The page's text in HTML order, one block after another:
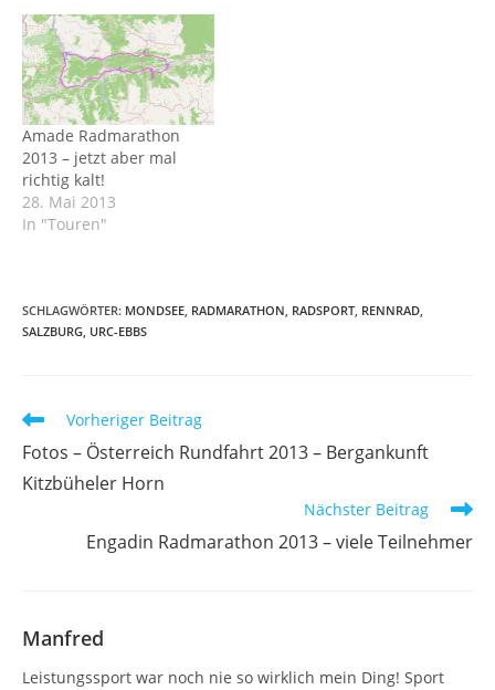
Amade Radmarathon
2013 – jetzt aber mal
richtig kalt!
28. Mai 2013
In "Touren"
SCHLAGWÖRTER: MONDSEE RADMARATHON RADSPORT RENNRAD
SALZBURG URC-EBBS
Weitere
ansehen
Vorheriger Beitrag
Fotos – Österreich Rundfahrt 2013 – Bergankunft
Kitzbüheler Horn
Nächster Beitrag
Engadin Radmarathon 2013 – viele Teilnehmer
Manfred
Leistungssport war noch nie so wirklich mein Ding! Sport